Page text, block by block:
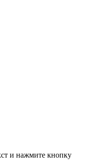
и нажмите кнопку